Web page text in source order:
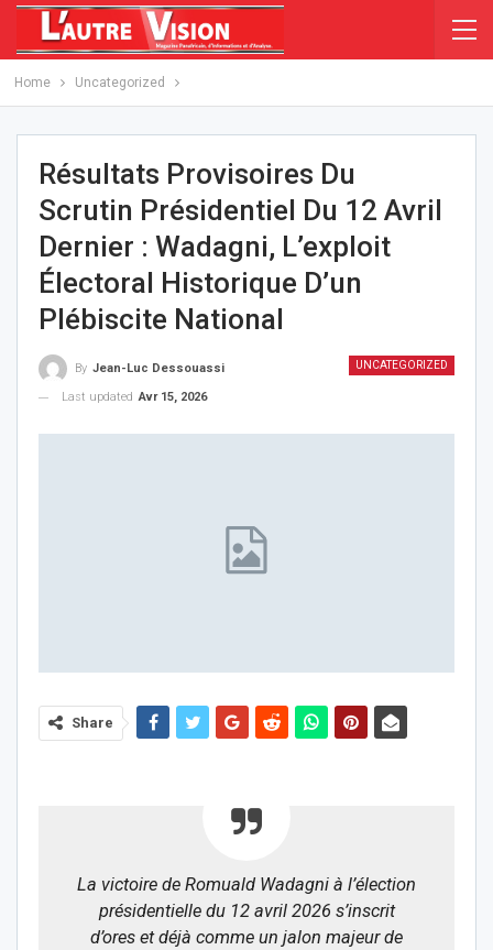
Home Uncategorized
Résultats Provisoires Du
Scrutin Présidentiel Du 12 Avril
Dernier : Wadagni, L’exploit
Électoral Historique D’un
Plébiscite National
UNCATEGORIZED
By Jean-Luc Dessouassi
Last updated Avr 15, 2026
Share
La victoire de Romuald Wadagni à l’élection
présidentielle du 12 avril 2026 s’inscrit
d’ores et déjà comme un jalon majeur de